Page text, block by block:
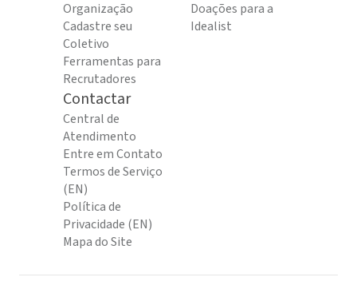
Organização
Cadastre seu
Coletivo
Ferramentas para
Recrutadores
Doações para a
Idealist
Contactar
Central de
Atendimento
Entre em Contato
Termos de Serviço
(EN)
Política de
Privacidade (EN)
Mapa do Site